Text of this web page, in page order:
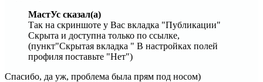
МастУс сказал(а)
Так на скриншоте у Вас вкладка "Публикации"
Скрыта и доступна только по ссылке,
(пункт"Скрытая вкладка " В настройках полей
профиля поставьте "Нет")
Спасибо, да уж, проблема была прям под носом)